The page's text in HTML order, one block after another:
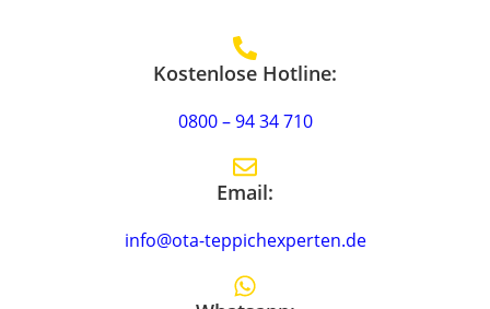
Kostenlose Hotline:
0800 – 94 34 710
Email:
info@ota-teppichexperten.de